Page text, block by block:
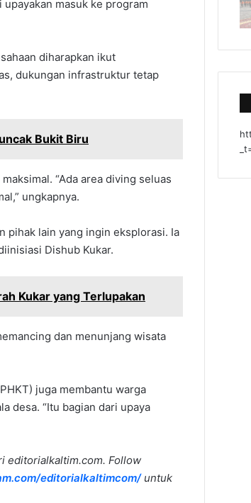
upayakan masuk ke program
diharapkan ikut
dukungan infrastruktur tetap
Bukit Biru
“Ada area diving seluas
ungkapnya.
pihak lain yang ingin eksplorasi. Ia
Dishub Kukar.
Kukar yang Terlupakan
dan menunjang wisata
juga membantu warga
desa. “Itu bagian dari upaya
editorialkaltim.com. Follow
editorialkaltimcom/untuk